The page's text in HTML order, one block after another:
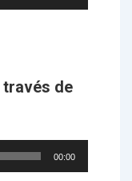
de
00:00